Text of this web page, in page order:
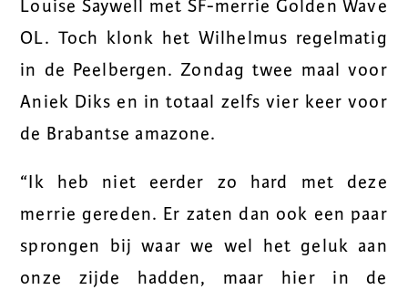
Louise Saywell met SF-merrie Golden Wave
OL. Toch klonk het Wilhelmus regelmatig
in de Peelbergen. Zondag twee maal voor
Aniek Diks en in totaal zelfs vier keer voor
de Brabantse amazone.
“Ik heb niet eerder zo hard met deze
merrie gereden. Er zaten dan ook een paar
sprongen bij waar we wel het geluk aan
onze zijde hadden, maar hier in de